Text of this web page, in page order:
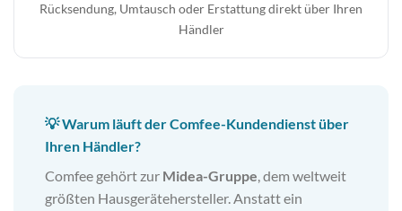
Rücksendung, Umtausch oder Erstattung direkt über Ihren
Händler
💡 Warum läuft der Comfee-Kundendienst über
Ihren Händler?
Comfee gehört zur Midea-Gruppe, dem weltweit
größten Hausgerätehersteller. Anstatt ein